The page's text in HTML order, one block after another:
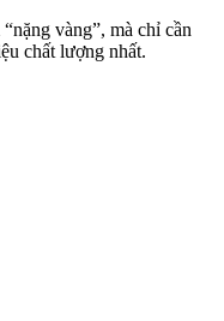
vàng”, mà chỉ cần
chất lượng nhất.